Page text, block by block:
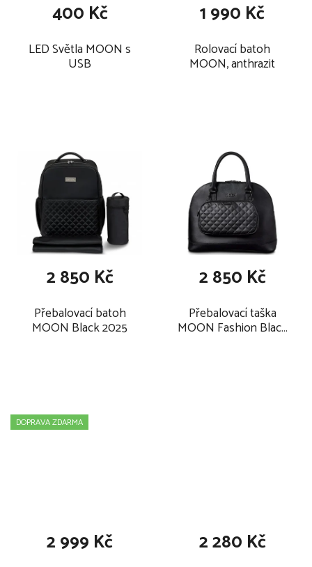
LED Světla MOON s
USB
400 Kč
Rolovací batoh
MOON, anthrazit
1 990 Kč
Přebalovací batoh
MOON Black 2025
2 850 Kč
Přebalovací taška
MOON Fashion Black
2 850 Kč
DOPRAVA ZDARMA
2 999 Kč 2 280 Kč